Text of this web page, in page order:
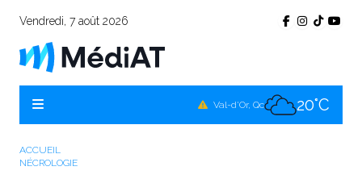
Vendredi, 7 août 2026
Val-d'Or, Qc 20°C
ACCUEIL
NÉCROLOGIE